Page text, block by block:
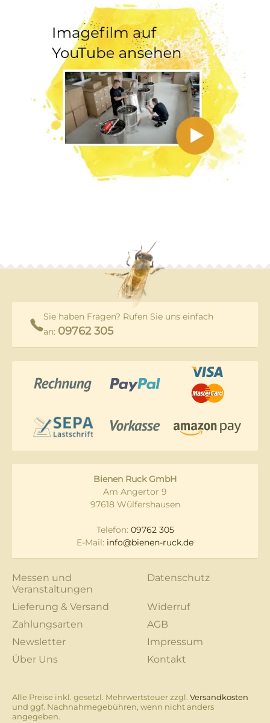
Sie haben Fragen? Rufen Sie uns einfach
an: 09762 305
Bienen Ruck GmbH
Am Angertor 9
97618 Wülfershausen
Telefon: 09762 305
E-Mail: info@bienen-ruck.de
Messen und
Veranstaltungen
Datenschutz
Lieferung & Versand
Widerruf
Zahlungsarten
AGB
Newsletter
Impressum
Über Uns
Kontakt
Alle Preise inkl. gesetzl. Mehrwertsteuer zzgl. Versandkosten
und ggf. Nachnahmegebühren, wenn nicht anders
angegeben.